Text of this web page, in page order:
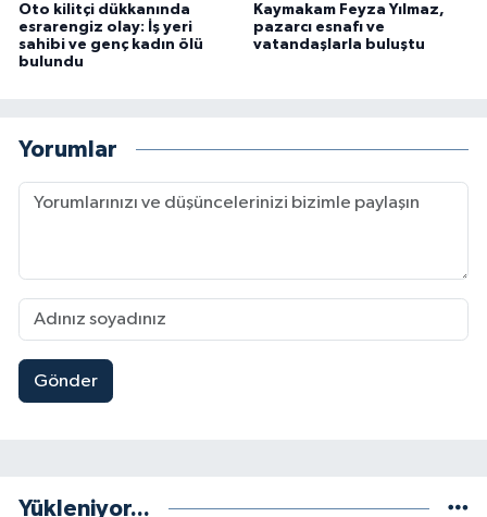
Oto kilitçi dükkanında
esrarengiz olay: İş yeri
sahibi ve genç kadın ölü
bulundu
Kaymakam Feyza Yılmaz,
pazarcı esnafı ve
vatandaşlarla buluştu
Yorumlar
Gönder
Yükleniyor...